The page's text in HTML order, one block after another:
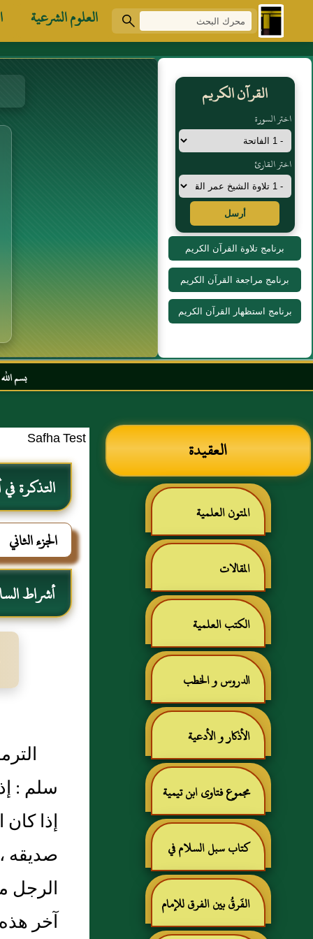
العلوم الشرعية
القرآن الكريم
اختر السورة
اختر القارئ
أرسل
برنامج تلاوة القرآن الكريم
برنامج مراجعة القرآن الكريم
برنامج استظهار القرآن الكريم
بسم الله الرحمن
العقيدة
المتون العلمية
المقالات
الكتب العلمية
الدروس و الخطب
الأذكار و الأدعية
مجموع فتاوى ابن تيمية
كتاب سبل السلام في
شرح بلوغ المرام للإمام
الفَرقُ بين الفرق للإمام
Safha Test
التذكرة
الجزء الثاني
أشراط
سلم :
إذا
صديقه
الرجل
آخر